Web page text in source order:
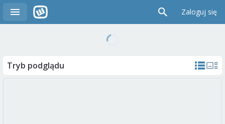
Zaloguj się
Tryb podglądu